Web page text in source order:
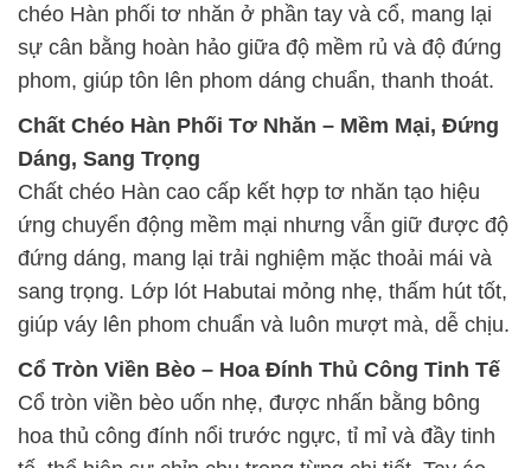
chéo Hàn phối tơ nhăn ở phần tay và cổ, mang lại
sự cân bằng hoàn hảo giữa độ mềm rủ và độ đứng
phom, giúp tôn lên phom dáng chuẩn, thanh thoát.
Chất Chéo Hàn Phối Tơ Nhăn – Mềm Mại, Đứng
Dáng, Sang Trọng
Chất chéo Hàn cao cấp kết hợp tơ nhăn tạo hiệu
ứng chuyển động mềm mại nhưng vẫn giữ được độ
đứng dáng, mang lại trải nghiệm mặc thoải mái và
sang trọng. Lớp lót Habutai mỏng nhẹ, thấm hút tốt,
giúp váy lên phom chuẩn và luôn mượt mà, dễ chịu.
Cổ Tròn Viền Bèo – Hoa Đính Thủ Công Tinh Tế
Cổ tròn viền bèo uốn nhẹ, được nhấn bằng bông
hoa thủ công đính nổi trước ngực, tỉ mỉ và đầy tinh